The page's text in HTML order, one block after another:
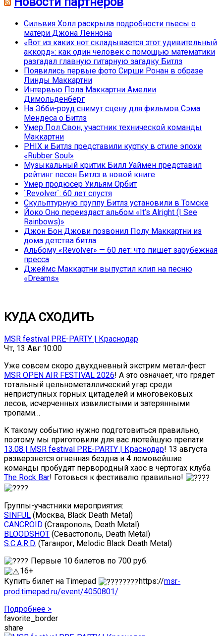
Сильвия Холл раскрыла подробности пьесы о
матери Джона Леннона
«Вот из каких нот складывается этот удивительный
аккорд»: как один человек с помощью математики
разгадал главную гитарную загадку Битлз
Появились первые фото Сирши Ронан в образе
Линды Маккартни
Интервью Пола Маккартни Амелии
Димольденберг
На Эбби-роуд снимут сцену для фильмов Сэма
Мендеса о Битлз
Умер Пол Свон, участник технической команды
Маккартни
PHIX и Битлз представили куртку в стиле эпохи
«Rubber Soul»
Музыкальный критик Билл Уаймен представил
рейтинг песен Битлз в новой книге
Умер продюсер Уильям Орбит
`Revolver`: 60 лет спустя
Скульптурную группу Битлз установили в Томске
Йоко Оно переиздаст альбом «It’s Alright (I See
Rainbows)»
Джон Бон Джови позвонил Полу Маккартни из
дома детства битла
Альбому «Revolver» — 60 лет: что пишет зарубежная
пресса
Джеймс Маккартни выпустил клип на песню
«Dreams»
КУДА СХОДИТЬ
MSR festival PRE-PARTY | Краснодар
Чт, 13 Авг 10:00
Уже совсем скоро двухдневный экстрим метал-фест
MSR OPEN AIR FESTIVAL 2026! А это означает, что грядет
тотальный цельнометаллический угар среди
неприступных горных цитаделей и многовековых
лесов, исчерченных извилистыми и затерянными
тропами…
К такому событию нужно подготовиться правильно,
поэтому мы приготовили для вас лютейшую препати
13.08 | MSR festival PRE-PARTY | Краснодар! 13 августа
разверзнется огненная бездна и 4 ломовейшие
команды пробудят первородный хаос в чертогах клуба
The Rock Bar! Готовься к фестивалю правильно!
Группы-участники мероприятия:
SINFUL (Москва, Black Death Metal)
CANCROID (Ставрополь, Death Metal)
BLOODSHOT (Севастополь, Death Metal)
S.C.A.R.D. (Таганрог, Melodic Black Death Metal)
Первые 10 билетов по 700 руб.
16+
Купить билет на Timepad
https://msr-
prod.timepad.ru/event/4050801/
Подробнее >
favorite_border
share